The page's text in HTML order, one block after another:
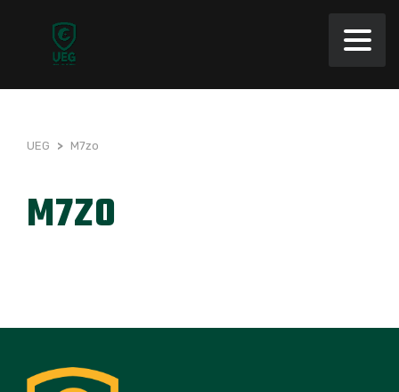
UEG > M7zo
M7ZO